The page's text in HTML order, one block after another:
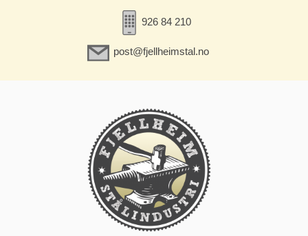
926 84 210
post@fjellheimstal.no